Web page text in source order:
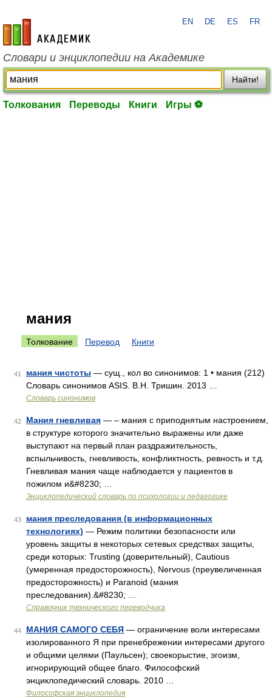
academic.ru
EN DE ES FR
Словари и энциклопедии на Академике
Найти!
Толкования Переводы Книги Игры ⚽
мания
Толкование Перевод Книги
41 мания чистоты — сущ., кол во синонимов: 1 • мания (212)
Словарь синонимов ASIS. В.Н. Тришин. 2013 …
Словарь синонимов
42 Мания гневливая — – мания с приподнятым настроением,
в структуре которого значительно выражены или даже
выступают на первый план раздражительность,
вспыльчивость, гневливость, конфликтность, ревность и т.д.
Гневливая мания чаще наблюдается у пациентов в
пожилом и&#8230; …
Энциклопедический словарь по психологии и педагогике
43
мания преследования (в информационных
технологиях) — Режим политики безопасности или
уровень защиты в некоторых сетевых средствах защиты,
среди которых: Trusting (доверительный), Cautious
(умеренная предосторожность), Nervous (преувеличенная
предосторожность) и Paranoid (мания
преследования).&#8230; …
Справочник технического переводчика
44 МАНИЯ САМОГО СЕБЯ — ограничение воли интересами
изолированного Я при пренебрежении интересами другого
и общими целями (Паульсен); своекорыстие, эгоизм,
игнорирующий общее благо. Философский
энциклопедический словарь. 2010 …
Философская энциклопедия